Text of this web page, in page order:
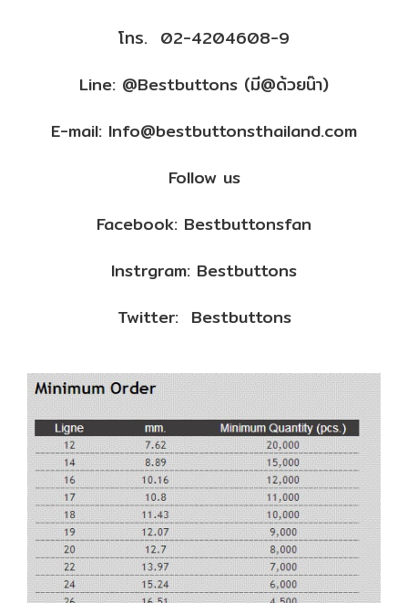
โทร. 02-4204608-9
Line: @Bestbuttons (มี@ด้วยน๊า)
E-mail: Info@bestbuttonsthailand.com
Follow us
Facebook: Bestbuttonsfan
Instrgram: Bestbuttons
Twitter: Bestbuttons